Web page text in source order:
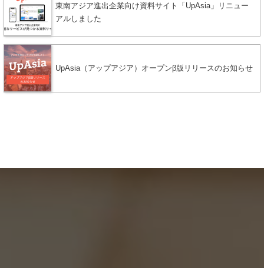
東南アジア進出企業向け資料サイト「UpAsia」リニュー
アルしました
UpAsia（アップアジア）オープンβ版リリースのお知らせ